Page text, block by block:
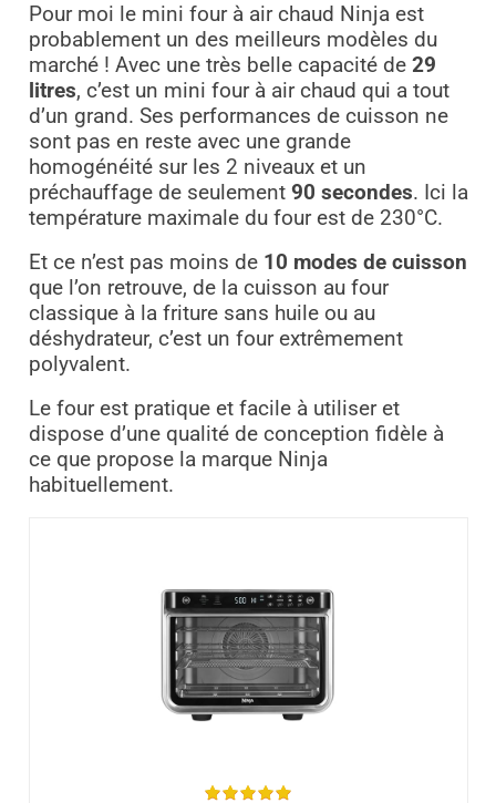
Pour moi le mini four à air chaud Ninja est
probablement un des meilleurs modèles du
marché ! Avec une très belle capacité de 29
litres, c’est un mini four à air chaud qui a tout
d’un grand. Ses performances de cuisson ne
sont pas en reste avec une grande
homogénéité sur les 2 niveaux et un
préchauffage de seulement 90 secondes. Ici la
température maximale du four est de 230°C.
Et ce n’est pas moins de 10 modes de cuisson
que l’on retrouve, de la cuisson au four
classique à la friture sans huile ou au
déshydrateur, c’est un four extrêmement
polyvalent.
Le four est pratique et facile à utiliser et
dispose d’une qualité de conception fidèle à
ce que propose la marque Ninja
habituellement.